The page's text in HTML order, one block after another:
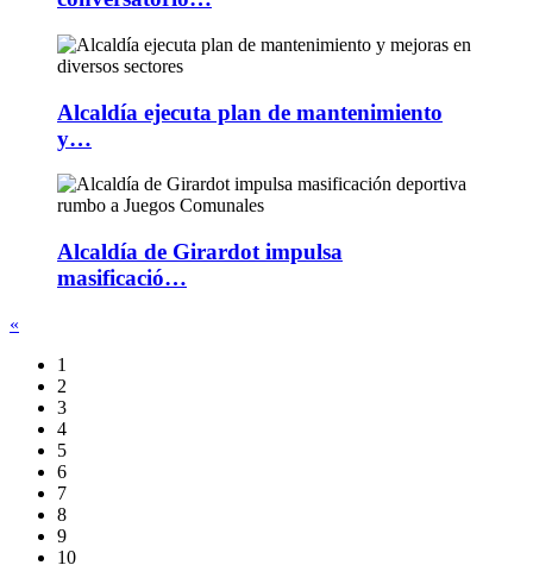
Alcaldía ejecuta plan de mantenimiento
y…
Alcaldía de Girardot impulsa
masificació…
«
1
2
3
4
5
6
7
8
9
10